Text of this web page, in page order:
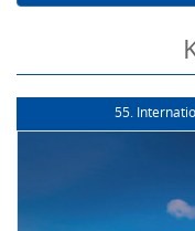
55.